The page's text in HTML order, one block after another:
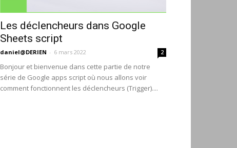
Les déclencheurs dans Google
Sheets script
daniel@DERIEN - 6 mars 2022 2
Bonjour et bienvenue dans cette partie de notre
série de Google apps script où nous allons voir
comment fonctionnent les déclencheurs (Trigger)....